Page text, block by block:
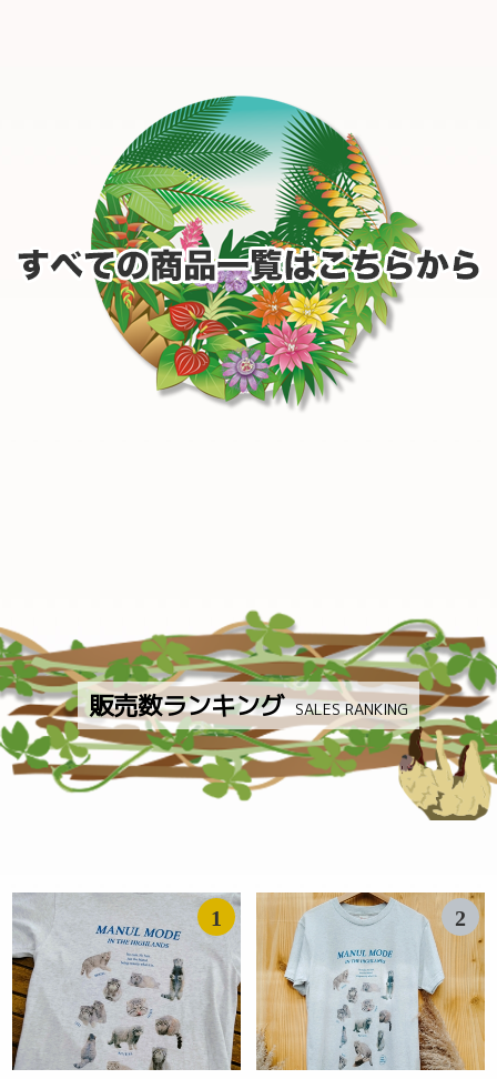
販売数ランキング SALES RANKING
1 2